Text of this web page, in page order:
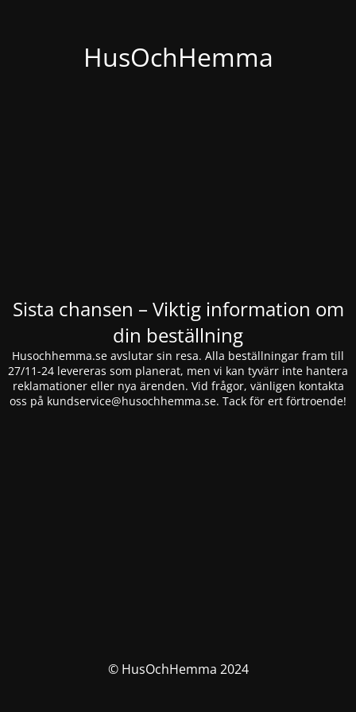
HusOchHemma
Sista chansen – Viktig information om
din beställning
Husochhemma.se avslutar sin resa. Alla beställningar fram till
27/11-24 levereras som planerat, men vi kan tyvärr inte hantera
reklamationer eller nya ärenden. Vid frågor, vänligen kontakta
oss på kundservice@husochhemma.se. Tack för ert förtroende!
© HusOchHemma 2024